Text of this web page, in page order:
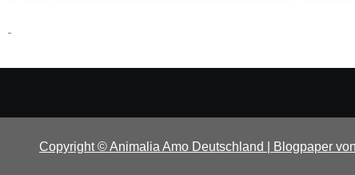
Copyright © Animalia Amo Deutschland Blogpaper von